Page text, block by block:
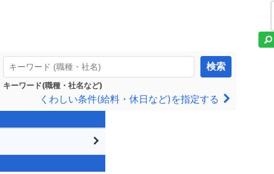
キーワード(職種・社名など)
検索
くわしい条件(給料・休日など)を指定する